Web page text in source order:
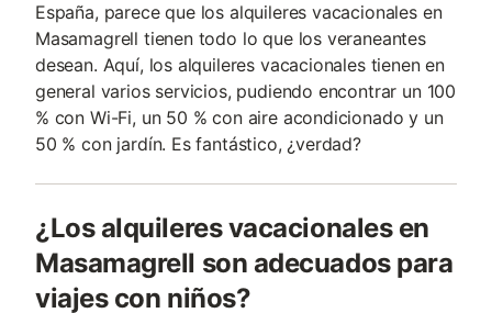
España, parece que los alquileres vacacionales en
Masamagrell tienen todo lo que los veraneantes
desean. Aquí, los alquileres vacacionales tienen en
general varios servicios, pudiendo encontrar un 100
% con Wi-Fi, un 50 % con aire acondicionado y un
50 % con jardín. Es fantástico, ¿verdad?
¿Los alquileres vacacionales en
Masamagrell son adecuados para
viajes con niños?